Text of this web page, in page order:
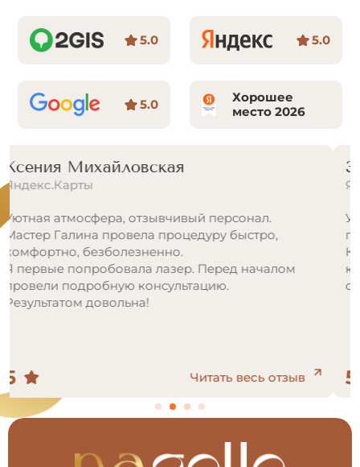
5.0 5.0
5.0
Хорошее
место 2026
Зарина У.
Яндекс.Карты
Уютный центр, приятная атмосфера. Цветовая
гамма салона придает хорошее настроение.
Качество услуг на высоком уровне. Работают
квалифицированные специалисты. Рекомендую
от души. Приду сюда снова.
5 Читать весь отзыв